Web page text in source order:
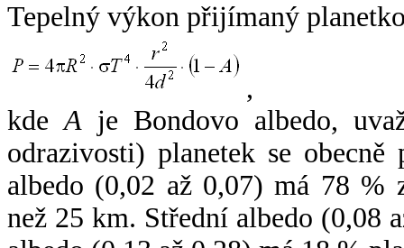
Tepelný výkon přijímaný
,
kdeA je Bondovo albedo,
odrazivosti) planetek se
albedo (0,02 až 0,07) má 78 %
než 25 km. Střední albedo (0,08